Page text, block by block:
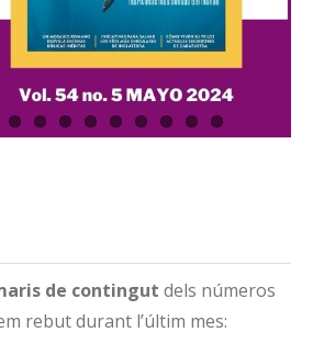
de contingut dels números
rebut durant l’últim mes: